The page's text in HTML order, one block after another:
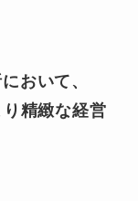
おいて、
精緻な経営